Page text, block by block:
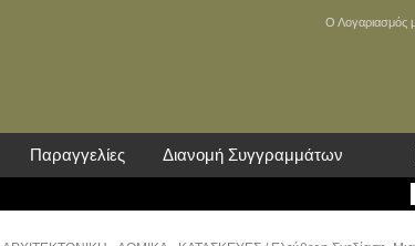
Ο Λογαριασμός
Παραγγελίες Διανομή Συγγραμμάτων